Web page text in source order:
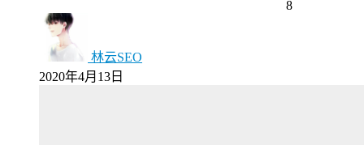
8
林云SEO
2020年4月13日